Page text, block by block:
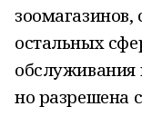
зоомагазинов,
остальных
обслуживания
но разрешена